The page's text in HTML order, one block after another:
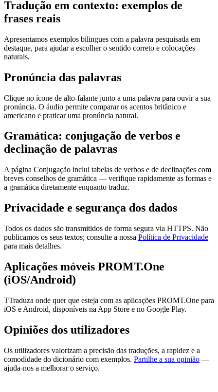
Tradução em contexto: exemplos de
frases reais
Apresentamos exemplos bilingues com a palavra pesquisada em
destaque, para ajudar a escolher o sentido correto e colocações
naturais.
Pronúncia das palavras
Clique no ícone de alto-falante junto a uma palavra para ouvir a sua
pronúncia. O áudio permite comparar os acentos britânico e
americano e praticar uma pronúncia natural.
Gramática: conjugação de verbos e
declinação de palavras
A página Conjugação inclui tabelas de verbos e de declinações com
breves conselhos de gramática — verifique rapidamente as formas e
a gramática diretamente enquanto traduz.
Privacidade e segurança dos dados
Todos os dados são transmitidos de forma segura via HTTPS. Não
publicamos os seus textos; consulte a nossa Política de Privacidade
para mais detalhes.
Aplicações móveis PROMT.One
(iOS/Android)
TTraduza onde quer que esteja com as aplicações PROMT.One para
iOS e Android, disponíveis na App Store e no Google Play.
Opiniões dos utilizadores
Os utilizadores valorizam a precisão das traduções, a rapidez e a
comodidade do dicionário com exemplos. Partilhe a sua opinião —
ajuda-nos a melhorar o serviço.